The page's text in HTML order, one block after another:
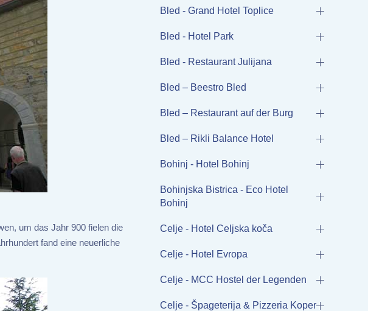
um das Jahr 900 fielen die
fand eine neuerliche
Bled - Grand Hotel Toplice
Bled - Hotel Park
Bled - Restaurant Julijana
Bled – Beestro Bled
Bled – Restaurant auf der Burg
Bled – Rikli Balance Hotel
Bohinj - Hotel Bohinj
Bohinjska Bistrica - Eco Hotel
Bohinj
Celje - Hotel Celjska koča
Celje - Hotel Evropa
Celje - MCC Hostel der Legenden
Celje - Špageterija & Pizzeria Koper